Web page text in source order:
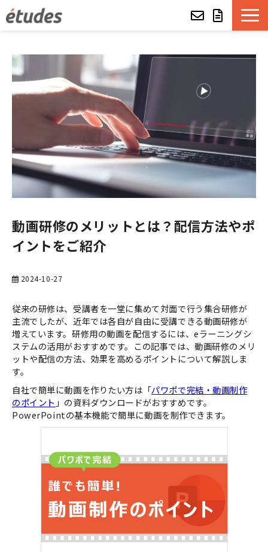
LMSの機能・特長
eラーニング教材一覧
etudes Basket
alue e-craft
etudes Classroom
お役立ち資料一覧
動画研修のメリットとは？配信方法やポ
イントをご紹介
2024-10-27
従来の研修は、受講者を一堂に集めて対面で行う集合研修が
主流でしたが、近年では各自が自由に受講できる動画研修が
増えています。研修用の動画を配信するには、eラーニングシ
ステムの活用がおすすめです。この記事では、動画研修のメリ
ットや配信の方法、効果を高めるポイントについて解説しま
す。
自社で簡単に動画を作りたい方は「パワポで完結・動画制作
のポイント 」の資料ダウンロードがおすすめです。
PowerPointの基本機能で簡単に動画を制作できます。